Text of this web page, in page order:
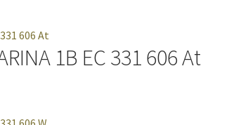
1B EC 331 606 At